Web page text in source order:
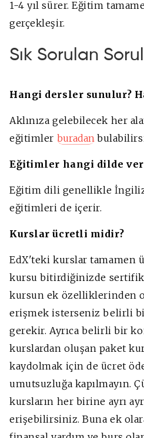
1-4 yıl sürer. Eğitim
gerçekleşir.
Sık Sorulan
Hangi dersler sunulur?
Aklınıza gelebilecek her
eğitimler buradan
Eğitimler hangi dilde
Eğitim dili genellikle
eğitimleri de içerir.
Kurslar ücretli midir?
EdX'teki kurslar tamamen
kursu bitirdiğinizde
kursun ek özelliklerinden
erişmek isterseniz belirli
gerekir. Ayrıca belirli bir
kurslardan oluşan paket
kaydolmak için de ücret
umutsuzluğa kapılmayın.
kursların her birine ayrı
erişebilirsiniz. Buna ek